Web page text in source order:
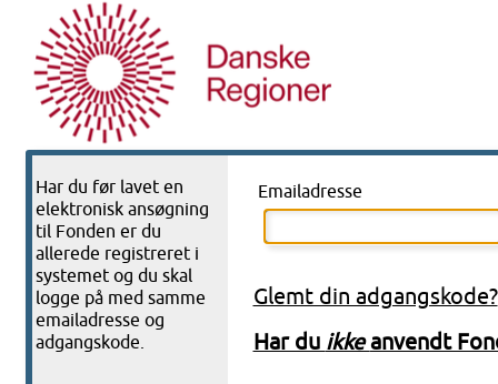
Har du før lavet en
elektronisk ansøgning
til Fonden er du
allerede registreret i
systemet og du skal
logge på med samme
emailadresse og
adgangskode.
Emailadresse
Glemt din adgangskode?
Har du ikkeanvendt